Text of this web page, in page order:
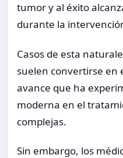
tumor y al éxito
durante la
Casos de esta
suelen convertirse en
avance que ha
moderna en el
complejas.
Sin embargo, los